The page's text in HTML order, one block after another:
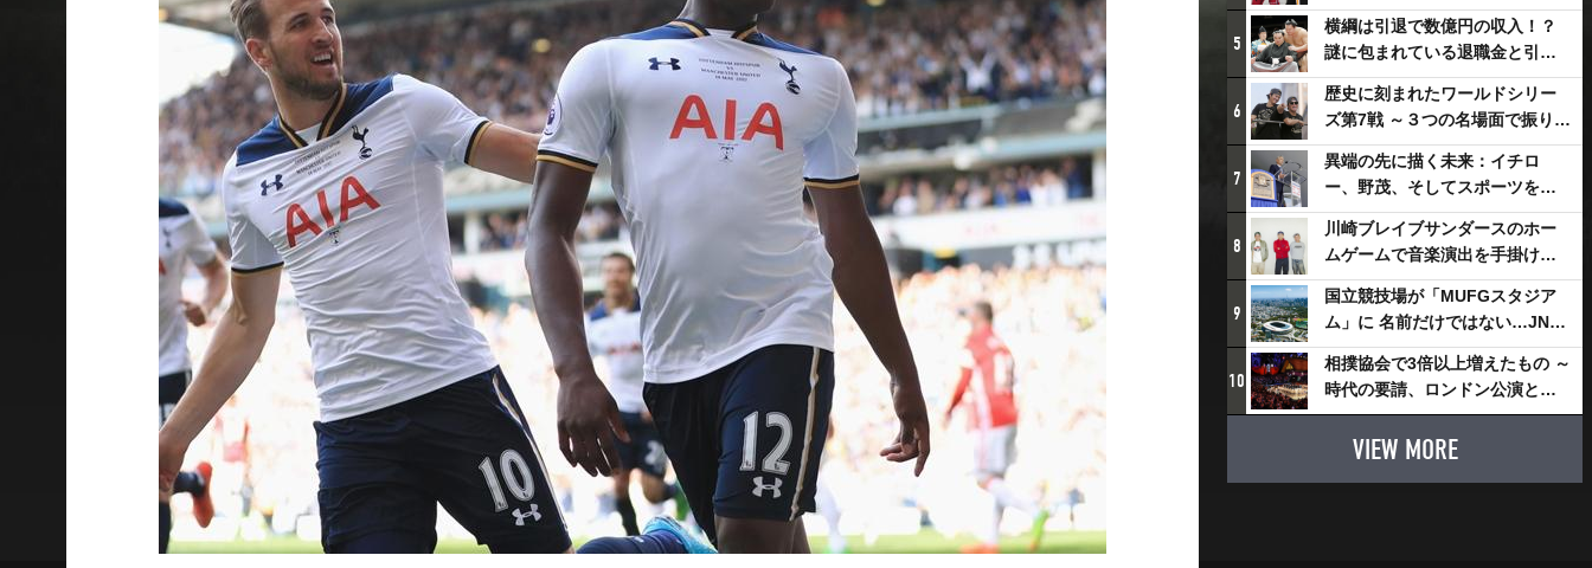
「ファイティング」ルールにつ
いて
5
横綱は引退で数億円の収入！？
謎に包まれている退職金と引退
相撲興行
6
歴史に刻まれたワールドシリー
ズ第7戦 ～３つの名場面で振り返
る～
7
異端の先に描く未来：イチロ
ー、野茂、そしてスポーツを支
える科学界の挑戦
8
川崎ブレイブサンダースのホー
ムゲームで音楽演出を手掛ける
スチャダラパーが川崎新！アリ
ーナシティ・プロジェクトを語
る 「楽しみでしかないでしょ。
川崎は、ずっと成長曲線だか
ら」
9
国立競技場が「MUFGスタジア
ム」に 名前だけではない…JNSE
とMUFGが“共創”し描く地域活
性化・社会価値創造の近未来図
とは
10
相撲協会で3倍以上増えたもの ～
時代の要請、ロンドン公演と古
式大相撲
VIEW MORE